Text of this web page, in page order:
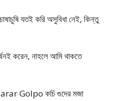
যতই করি অসুবিধা নেই, কিন্তু
করেন, নাহলে আমি থাকতে
Golpo কচি গুদের মজা